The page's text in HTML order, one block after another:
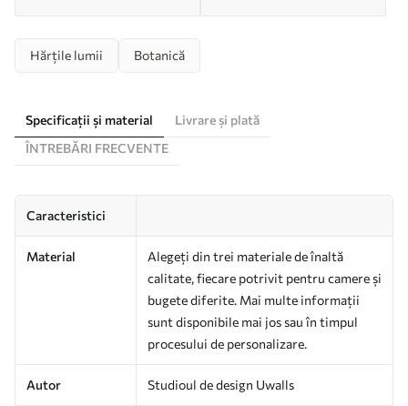
Hărțile lumii Botanică
Specificații și material
Livrare și plată
ÎNTREBĂRI FRECVENTE
Caracteristici
Material
Alegeți din trei materiale de înaltă
calitate, fiecare potrivit pentru camere și
bugete diferite. Mai multe informații
sunt disponibile mai jos sau în timpul
procesului de personalizare.
Autor Studioul de design Uwalls